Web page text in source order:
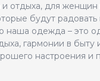
и отдыха, для
будут радовать
наша одежда – это
гармонии в быту
настроения и